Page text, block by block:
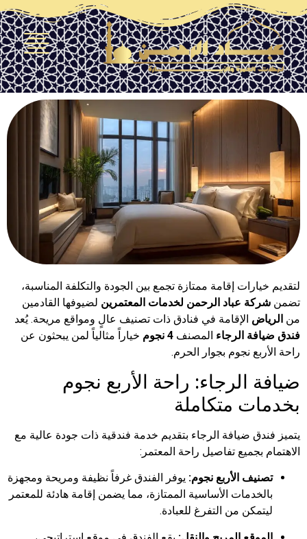
إقامة ممتازة تجمع بين الجودة والتكلفة المناسبة،
عباد الرحمن لخدمات المعتمرين لضيوفها القادمين
الإقامة في فنادق ذات تصنيف عالٍ ومواقع مريحة. يُعد
الرجاءالمصنف4 نجوم
خياراً مثالياً لمن يبحثون عن
نجوم بجوار الحرم.
الرجاء: راحة الأربع نجوم
متكاملة
ضيافة الرجاء بتقديم خدمة فندقية ذات جودة عالية مع
تفاصيل راحة المعتمر:
الأربع نجوم:يوفر الفندق غرفاً نظيفة ومريحة ومجهزة
الأساسية الممتازة، مما يضمن إقامة هادئة للمعتمر
من التفرغ للعبادة.